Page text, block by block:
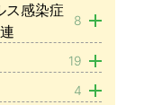
ス感染症
8
19
4